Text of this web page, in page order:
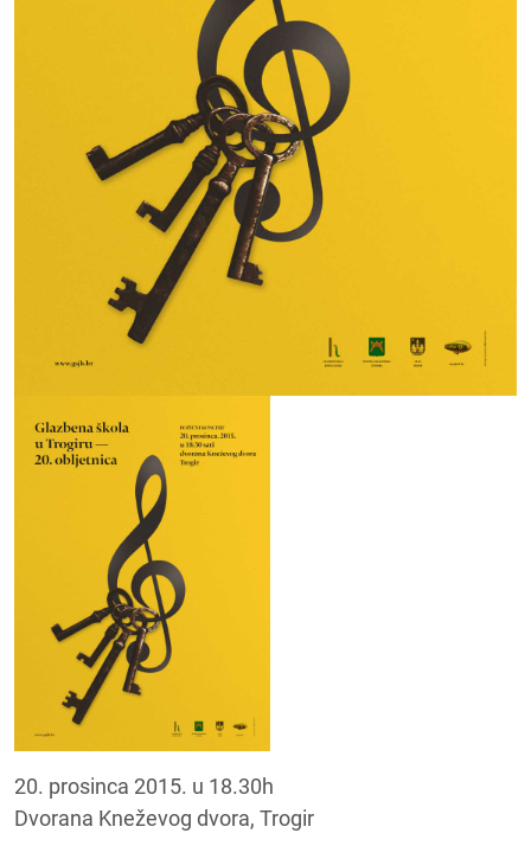
20. prosinca 2015. u 18.30h
Dvorana Kneževog dvora, Trogir